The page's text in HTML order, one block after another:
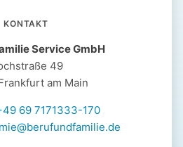
KONTAKT
Service GmbH
49
am Main
69 7171333-170